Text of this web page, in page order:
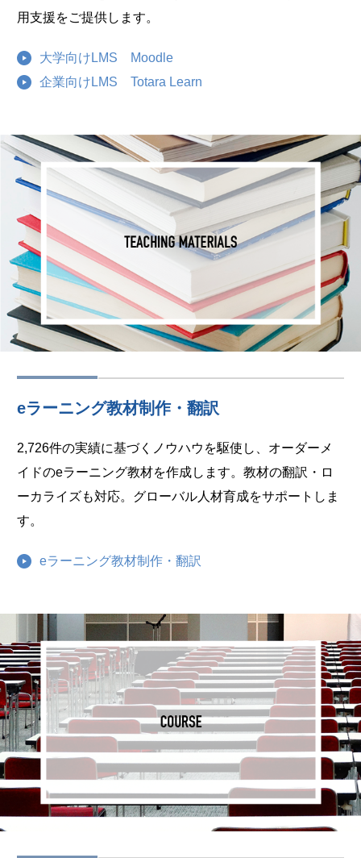
用支援をご提供します。
大学向けLMS Moodle
企業向けLMS Totara Learn
eラーニング教材制作・翻訳
2,726件の実績に基づくノウハウを駆使し、オーダーメ
イドのeラーニング教材を作成します。教材の翻訳・ロ
ーカライズも対応。グローバル人材育成をサポートしま
す。
eラーニング教材制作・翻訳